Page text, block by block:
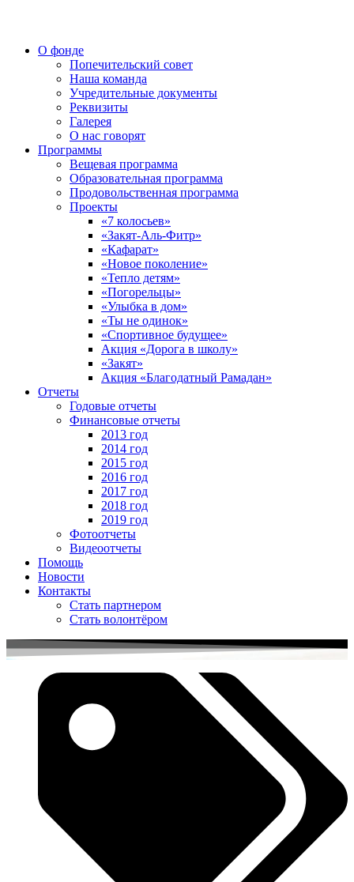
О фонде
Попечительский совет
Наша команда
Учредительные документы
Реквизиты
Галерея
О нас говорят
Программы
Вещевая программа
Образовательная программа
Продовольственная программа
Проекты
«7 колосьев»
«Закят-Аль-Фитр»
«Кафарат»
«Новое поколение»
«Тепло детям»
«Погорельцы»
«Улыбка в дом»
«Ты не одинок»
«Спортивное будущее»
Акция «Дорога в школу»
«Закят»
Акция «Благодатный Рамадан»
Отчеты
Годовые отчеты
Финансовые отчеты
2013 год
2014 год
2015 год
2016 год
2017 год
2018 год
2019 год
Фотоотчеты
Видеоотчеты
Помощь
Новости
Контакты
Стать партнером
Стать волонтёром